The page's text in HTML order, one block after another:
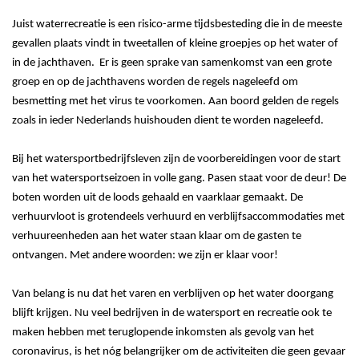
Juist waterrecreatie is een risico-arme tijdsbesteding die in de meeste
gevallen plaats vindt in tweetallen of kleine groepjes op het water of
in de jachthaven. Er is geen sprake van samenkomst van een grote
groep en op de jachthavens worden de regels nageleefd om
besmetting met het virus te voorkomen. Aan boord gelden de regels
zoals in ieder Nederlands huishouden dient te worden nageleefd.
Bij het watersportbedrijfsleven zijn de voorbereidingen voor de start
van het watersportseizoen in volle gang. Pasen staat voor de deur! De
boten worden uit de loods gehaald en vaarklaar gemaakt. De
verhuurvloot is grotendeels verhuurd en verblijfsaccommodaties met
verhuureenheden aan het water staan klaar om de gasten te
ontvangen. Met andere woorden: we zijn er klaar voor!
Van belang is nu dat het varen en verblijven op het water doorgang
blijft krijgen. Nu veel bedrijven in de watersport en recreatie ook te
maken hebben met teruglopende inkomsten als gevolg van het
coronavirus, is het nóg belangrijker om de activiteiten die geen gevaar